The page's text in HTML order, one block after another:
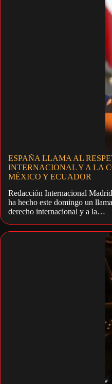
ESPAÑA LLAMA AL
INTERNACIONAL Y A LA
MÉXICO Y ECUADOR
Redacción Internacional
ha hecho este domingo un
derecho internacional y a la…